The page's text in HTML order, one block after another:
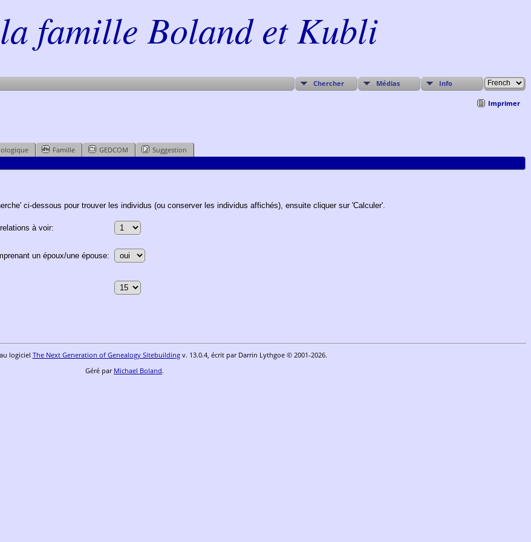
famille Boland et Kubli
Chercher Médias Info
Imprimer
Famille GEDCOM Suggestion
ci-dessous pour trouver les individus (ou conserver les individus affichés), ensuite cliquer sur 'Calculer'.
à voir:
un époux/une épouse:
logiciel The Next Generation of Genealogy Sitebuildingv. 13.0.4, écrit par Darrin Lythgoe © 2001-2026.
Géré par Michael Boland.